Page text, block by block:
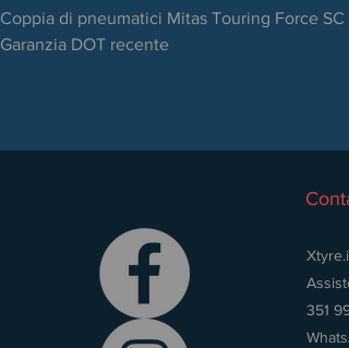
Coppia di pneumatici Mitas Touring Force SC
Garanzia DOT recente
351